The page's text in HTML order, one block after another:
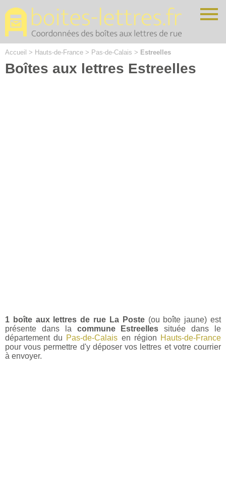
Accueil > Hauts-de-France > Pas-de-Calais > Estreelles
Boîtes aux lettres Estreelles
1 boîte aux lettres de rue La Poste(ou boîte jaune) est
présente dans la commune Estreelles située dans le
département du Pas-de-Calais en région Hauts-de-France
pour vous permettre d'y déposer vos lettres et votre courrier
à envoyer.